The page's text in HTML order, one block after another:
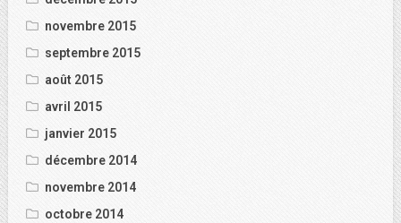
novembre 2015
septembre 2015
août 2015
avril 2015
janvier 2015
décembre 2014
novembre 2014
octobre 2014